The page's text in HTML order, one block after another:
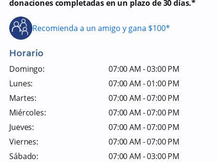
donaciones completadas en un plazo de 30 días.*
Recomienda a un amigo y gana $100*
Horario
Domingo:
07:00 AM - 03:00 PM
Lunes:
07:00 AM - 01:00 PM
Martes:
07:00 AM - 07:00 PM
Miércoles:
07:00 AM - 07:00 PM
Jueves:
07:00 AM - 07:00 PM
Viernes:
07:00 AM - 07:00 PM
Sábado:
07:00 AM - 03:00 PM